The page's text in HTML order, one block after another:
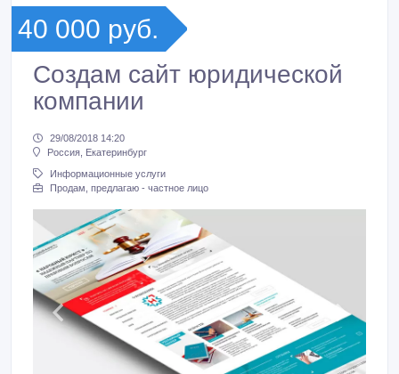
40 000 руб.
Создам сайт юридической
компании
29/08/2018 14:20
Россия, Екатеринбург
Информационные услуги
Продам, предлагаю - частное лицо